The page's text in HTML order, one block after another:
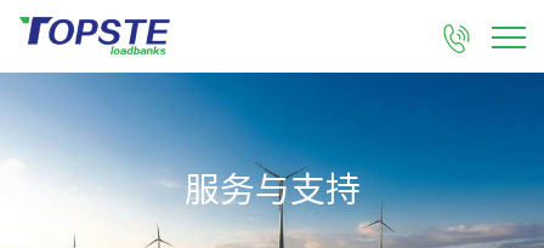

服务与支持